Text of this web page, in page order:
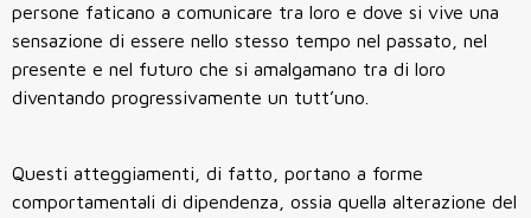
persone faticano a comunicare tra loro e dove si vive una
sensazione di essere nello stesso tempo nel passato, nel
presente e nel futuro che si amalgamano tra di loro
diventando progressivamente un tutt’uno.
Questi atteggiamenti, di fatto, portano a forme
comportamentali di dipendenza, ossia quella alterazione del